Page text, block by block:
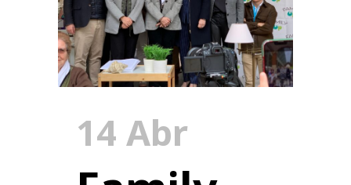
14 Abr